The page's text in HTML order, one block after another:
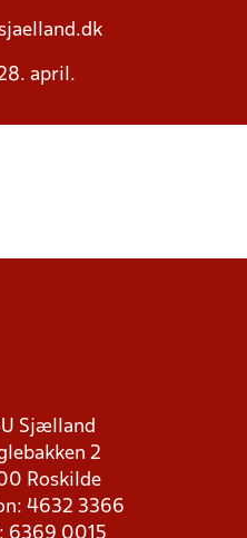
april.
Sjælland
2
Roskilde
4632 3366
6369 0015